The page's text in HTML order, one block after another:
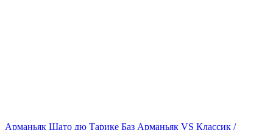
Арманьяк Шато дю Тарике Баз Арманьяк VS Классик /